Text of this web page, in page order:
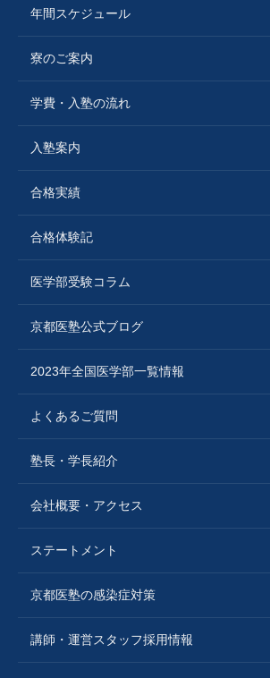
年間スケジュール
寮のご案内
学費・入塾の流れ
入塾案内
合格実績
合格体験記
医学部受験コラム
京都医塾公式ブログ
2023年全国医学部一覧情報
よくあるご質問
塾長・学長紹介
会社概要・アクセス
ステートメント
京都医塾の感染症対策
講師・運営スタッフ採用情報